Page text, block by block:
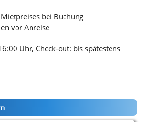
bei Buchung
vor Anreise
Uhr, Check-out: bis spätestens